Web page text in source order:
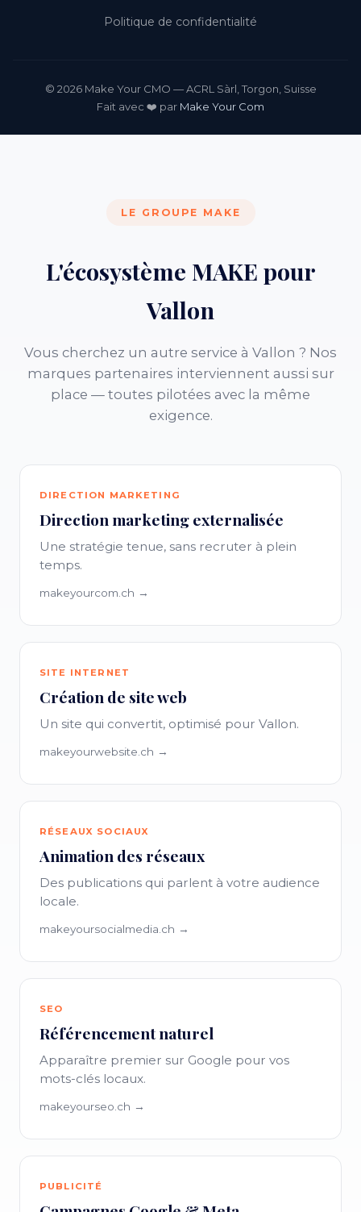
Politique de confidentialité
© 2026 Make Your CMO — ACRL Sàrl, Torgon, Suisse
Fait avec ❤️ par Make Your Com
LE GROUPE MAKE
L'écosystème MAKE pour
Vallon
Vous cherchez un autre service à Vallon ? Nos
marques partenaires interviennent aussi sur
place — toutes pilotées avec la même
exigence.
DIRECTION MARKETING
Direction marketing externalisée
Une stratégie tenue, sans recruter à plein
temps.
makeyourcom.ch →
SITE INTERNET
Création de site web
Un site qui convertit, optimisé pour Vallon.
makeyourwebsite.ch →
RÉSEAUX SOCIAUX
Animation des réseaux
Des publications qui parlent à votre audience
locale.
makeyoursocialmedia.ch →
SEO
Référencement naturel
Apparaître premier sur Google pour vos
mots-clés locaux.
makeyourseo.ch →
PUBLICITÉ